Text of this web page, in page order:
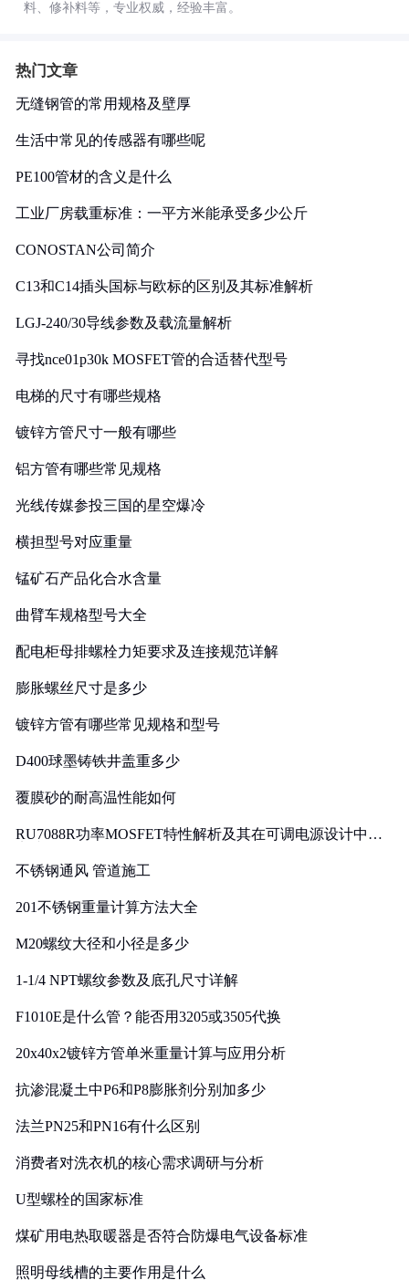
料、修补料等，专业权威，经验丰富。
热门文章
无缝钢管的常用规格及壁厚
生活中常见的传感器有哪些呢
PE100管材的含义是什么
工业厂房载重标准：一平方米能承受多少公斤
CONOSTAN公司简介
C13和C14插头国标与欧标的区别及其标准解析
LGJ-240/30导线参数及载流量解析
寻找nce01p30k MOSFET管的合适替代型号
电梯的尺寸有哪些规格
镀锌方管尺寸一般有哪些
铝方管有哪些常见规格
光线传媒参投三国的星空爆冷
横担型号对应重量
锰矿石产品化合水含量
曲臂车规格型号大全
配电柜母排螺栓力矩要求及连接规范详解
膨胀螺丝尺寸是多少
镀锌方管有哪些常见规格和型号
D400球墨铸铁井盖重多少
覆膜砂的耐高温性能如何
RU7088R功率MOSFET特性解析及其在可调电源设计中的
不锈钢通风 管道施工
201不锈钢重量计算方法大全
M20螺纹大径和小径是多少
1-1/4 NPT螺纹参数及底孔尺寸详解
F1010E是什么管？能否用3205或3505代换
20x40x2镀锌方管单米重量计算与应用分析
抗渗混凝土中P6和P8膨胀剂分别加多少
法兰PN25和PN16有什么区别
消费者对洗衣机的核心需求调研与分析
U型螺栓的国家标准
煤矿用电热取暖器是否符合防爆电气设备标准
照明母线槽的主要作用是什么